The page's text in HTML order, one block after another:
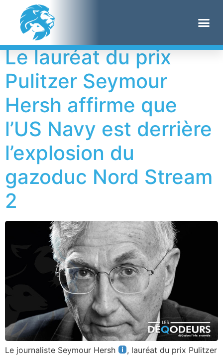
Étiquette : Ukraine
Le lauréat du prix
Pulitzer Seymour
Hersh affirme que
l’US Navy est derrière
l’explosion du
gazoduc Nord Stream
2
Le journaliste Seymour Hersh
, lauréat du prix Pulitzer